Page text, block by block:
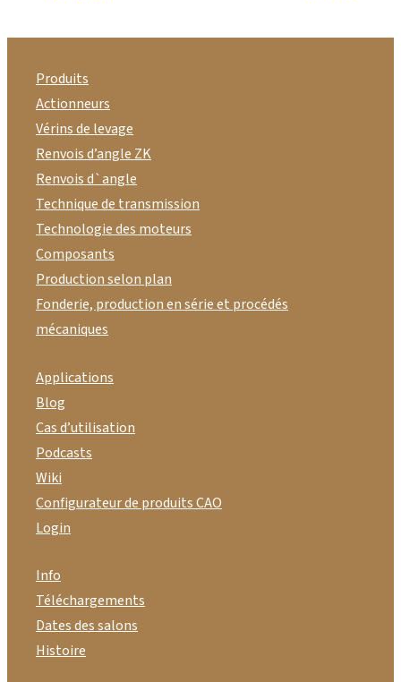
Produits
Actionneurs
Vérins de levage
Renvois d’angle ZK
Renvois d`angle
Technique de transmission
Technologie des moteurs
Composants
Production selon plan
Fonderie, production en série et procédés
mécaniques
Applications
Blog
Cas d’utilisation
Podcasts
Wiki
Configurateur de produits CAO
Login
Info
Téléchargements
Dates des salons
Histoire